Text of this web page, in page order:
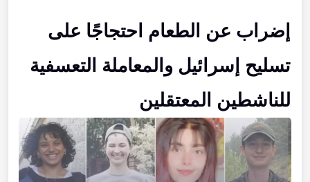
إضراب عن الطعام احتجاجًا على
تسليح إسرائيل والمعاملة التعسفية
للناشطين المعتقلين